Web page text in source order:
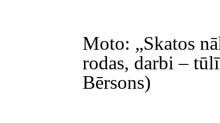
Moto: „Skatos
rodas, darbi –
Bērsons)